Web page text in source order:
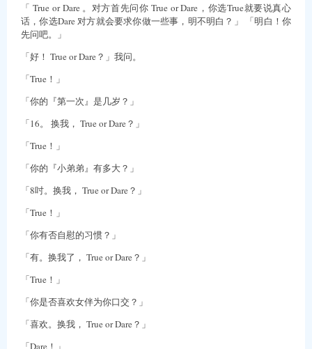
「 True or Dare 。对方首先问你 True or Dare，你选True就要说真心
话，你选Dare 对方就会要求你做一些事，明不明白？」 「明白！你
先问吧。」
「好！ True or Dare？」我问。
「True！」
「你的『第一次』是几岁？」
「16。 换我， True or Dare？」
「True！」
「你的『小弟弟』有多大？」
「8吋。换我， True or Dare？」
「True！」
「你有否自慰的习惯？」
「有。换我了， True or Dare？」
「True！」
「你是否喜欢女伴为你口交？」
「喜欢。换我， True or Dare？」
「Dare！」